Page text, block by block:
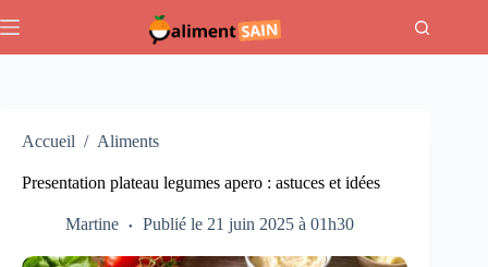
au
Accueil / Aliments
Presentation plateau legumes apero : astuces et idées
Martine Publié le 21 juin 2025 à 01h30